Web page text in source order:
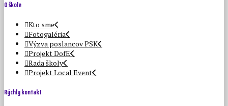
O škole
Kto sme
Fotogaléria
Výzva poslancov PSK
Projekt DofE
Rada školy
Projekt Local Event
Rýchly kontakt